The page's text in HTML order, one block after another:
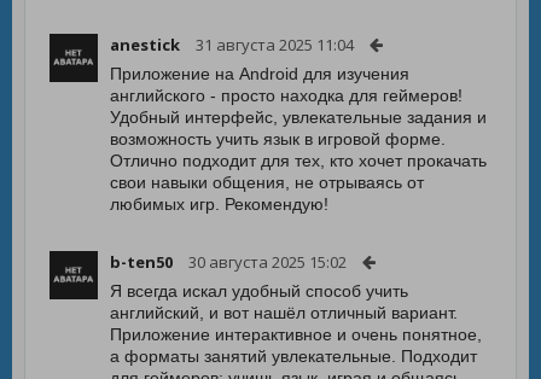
anestick 31 августа 2025 11:04
Приложение на Android для изучения
английского - просто находка для геймеров!
Удобный интерфейс, увлекательные задания и
возможность учить язык в игровой форме.
Отлично подходит для тех, кто хочет прокачать
свои навыки общения, не отрываясь от
любимых игр. Рекомендую!
b-ten50 30 августа 2025 15:02
Я всегда искал удобный способ учить
английский, и вот нашёл отличный вариант.
Приложение интерактивное и очень понятное,
а форматы занятий увлекательные. Подходит